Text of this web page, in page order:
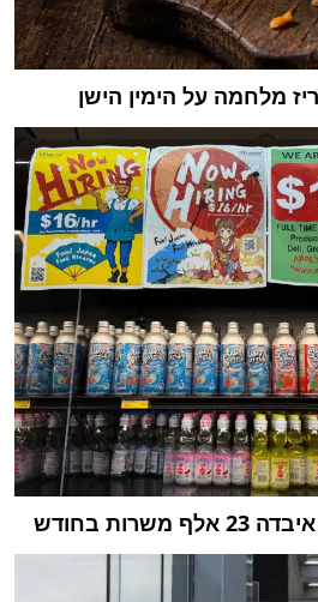
מלחמה על הימין הישן
בחודש